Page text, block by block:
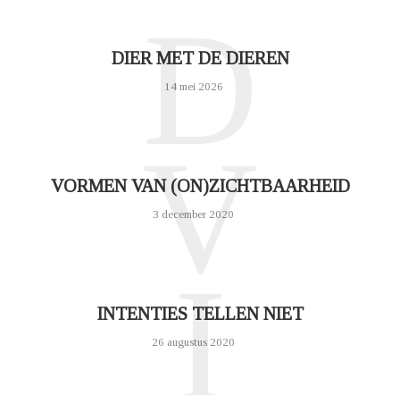
DIER MET DE DIEREN
14 mei 2026
D
VORMEN VAN (ON)ZICHTBAARHEID
3 december 2020
V
INTENTIES TELLEN NIET
26 augustus 2020
I